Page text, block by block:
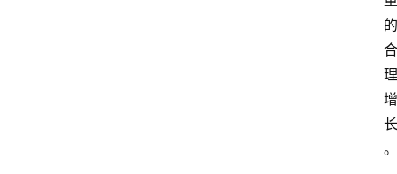
的
合
理
增
长
。